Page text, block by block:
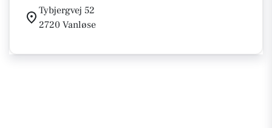
Tybjergvej 52
2720 Vanløse